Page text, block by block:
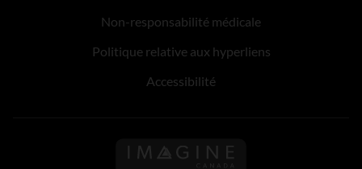
Non-responsabilité médicale
Politique relative aux hyperliens
Accessibilité